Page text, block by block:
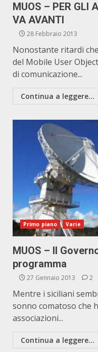
MUOS – PER GLI
VA AVANTI
28 Febbraio 2013
Nonostante ritardi
del Mobile User
di comunicazione...
Continua a leggere...
Primo piano Varie
MUOS – Il
programma
27 Gennaio 2013 2
Mentre i siciliani
sonno comatoso che
associazioni...
Continua a leggere...